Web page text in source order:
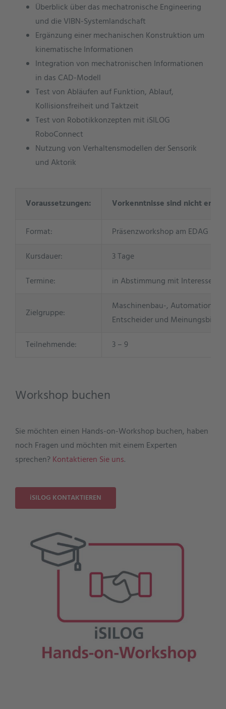
Überblick über das mechatronische Engineering
und die VIBN-Systemlandschaft
Ergänzung einer mechanischen Konstruktion um
kinematische Informationen
Integration von mechatronischen Informationen
in das CAD-Modell
Test von Abläufen auf Funktion, Ablauf,
Kollisionsfreiheit und Taktzeit
Test von Robotikkonzepten mit iSILOG
RoboConnect
Nutzung von Verhaltensmodellen der Sensorik
und Aktorik
Voraussetzungen: Vorkenntnisse sind nicht
Format:
Präsenzworkshop am EDAG
Kursdauer:
3 Tage
Termine:
in Abstimmung mit
Zielgruppe:
Maschinenbau-, Automations-
Entscheider und
Teilnehmende:
3 – 9
Workshop buchen
Sie möchten einen Hands-on-Workshop buchen, haben
noch Fragen und möchten mit einem Experten
sprechen?Kontaktieren Sie uns.
iSILOG KONTAKTIEREN